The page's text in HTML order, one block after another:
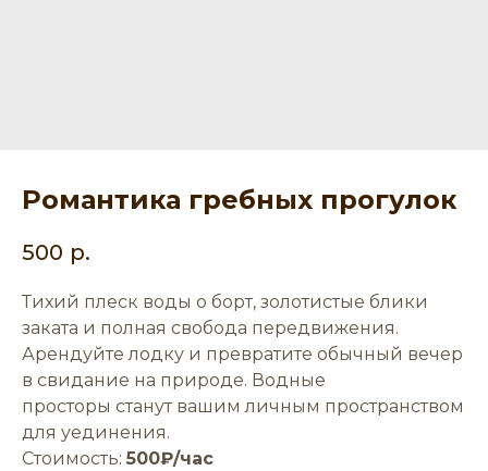
Романтика гребных прогулок
500 р.
Тихий плеск воды о борт, золотистые блики
заката и полная свобода передвижения.
Арендуйте лодку и превратите обычный вечер
в свидание на природе. Водные
просторы станут вашим личным пространством
для уединения.
Стоимость: 500₽/час